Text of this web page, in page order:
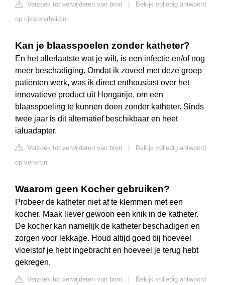
Verzoek tot verwijderen van bron
Bekijk volledig antwoord
op rijksoverheid.nl
Kan je blaasspoelen zonder katheter?
En het allerlaatste wat je wilt, is een infectie en/of nog
meer beschadiging. Omdat ik zoveel met deze groep
patiënten werk, was ik direct enthousiast over het
innovatieve product uit Hongarije, om een
blaasspoeling te kunnen doen zonder katheter. Sinds
twee jaar is dit alternatief beschikbaar en heet
ialuadapter.
Verzoek tot verwijderen van bron
Bekijk volledig antwoord
op venvn.nl
Waarom geen Kocher gebruiken?
Probeer de katheter niet af te klemmen met een
kocher. Maak liever gewoon een knik in de katheter.
De kocher kan namelijk de katheter beschadigen en
zorgen voor lekkage. Houd altijd goed bij hoeveel
vloeistof je hebt ingebracht en hoeveel je terug hebt
gekregen.
Verzoek tot verwijderen van bron
Bekijk volledig antwoord